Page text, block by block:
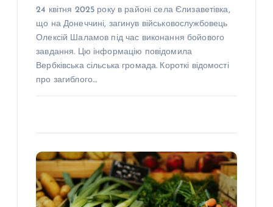
24 квітня 2025 року в районі села Єлизаветівка,
що на Донеччині, загинув військовослужбовець
Олексій Шаламов під час виконання бойового
завдання. Цю інформацію повідомила
Вербківська сільська громада. Короткі відомості
про загиблого…